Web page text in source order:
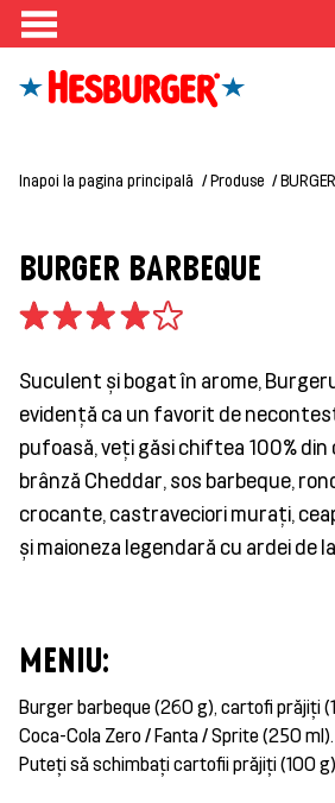
Inapoi la pagina principală Produse
BURGER BARBEQUE
Suculent și bogat în arome,
evidență ca un favorit de
pufoasă, veți găsi chiftea 100% din
brânză Cheddar, sos barbeque,
crocante, castraveciori murați,
și maioneza legendară cu ardei de
MENIU:
Burger barbeque (260 g), cartofi prăjiți
Coca-Cola Zero / Fanta / Sprite (250 ml).
Puteți să schimbați cartofii prăjiți (100 g)